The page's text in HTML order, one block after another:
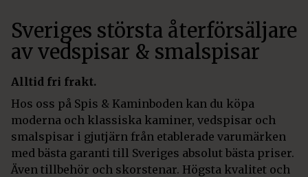
Sveriges största återförsäljare
av vedspisar & smalspisar
Alltid fri frakt.
Hos oss på Spis & Kaminboden kan du köpa
moderna och klassiska kaminer, vedspisar och
smalspisar i gjutjärn från etablerade varumärken
med bästa garanti till Sveriges absolut bästa priser.
Även tillbehör och skorstenar. Högsta kvalitet och